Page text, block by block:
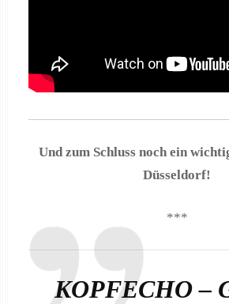
Und zum Schluss noch ein
Düsseldorf!
***
KOPFECHO–